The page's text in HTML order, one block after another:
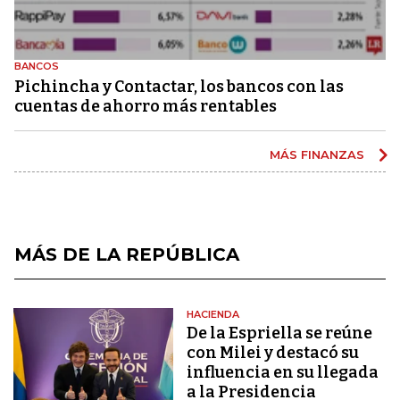
BANCOS
Pichincha y Contactar, los bancos con las
cuentas de ahorro más rentables
MÁS FINANZAS
MÁS DE LA REPÚBLICA
HACIENDA
De la Espriella se reúne
con Milei y destacó su
influencia en su llegada
a la Presidencia